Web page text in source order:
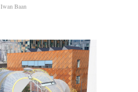
Baan